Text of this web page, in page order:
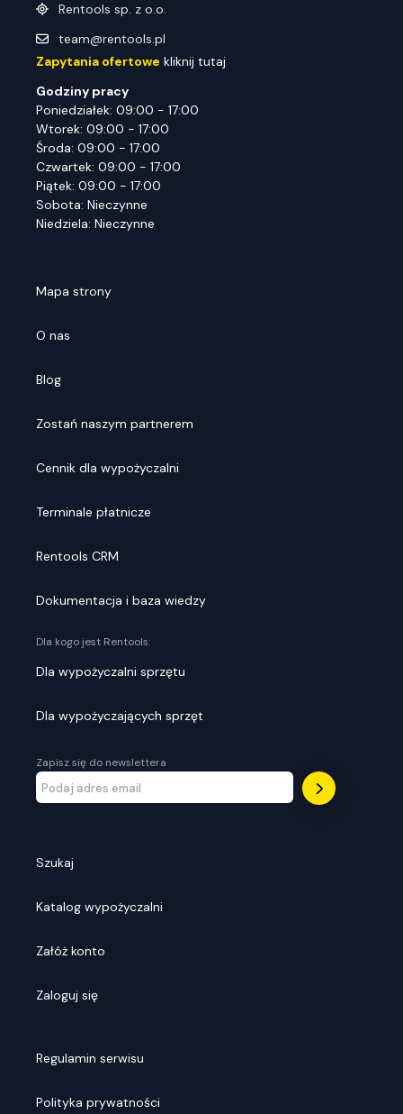
Rentools sp. z o.o.
team@rentools.pl
Zapytania ofertowe kliknij tutaj
Godziny pracy
Poniedziałek: 09:00 - 17:00
Wtorek: 09:00 - 17:00
Środa: 09:00 - 17:00
Czwartek: 09:00 - 17:00
Piątek: 09:00 - 17:00
Sobota: Nieczynne
Niedziela: Nieczynne
Mapa strony
O nas
Blog
Zostań naszym partnerem
Cennik dla wypożyczalni
Terminale płatnicze
Rentools CRM
Dokumentacja i baza wiedzy
Dla kogo jest Rentools:
Dla wypożyczalni sprzętu
Dla wypożyczających sprzęt
Zapisz się do newslettera
Szukaj
Katalog wypożyczalni
Załóż konto
Zaloguj się
Regulamin serwisu
Polityka prywatności